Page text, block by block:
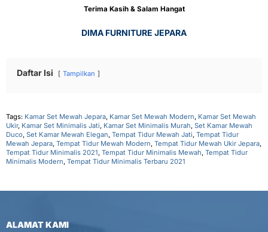
Terima Kasih & Salam Hangat
DIMA FURNITURE JEPARA
Daftar Isi Tampilkan
Tags: Kamar Set Mewah Jepara, Kamar Set Mewah Modern, Kamar Set Mewah
Ukir, Kamar Set Minimalis Jati, Kamar Set Minimalis Murah, Set Kamar Mewah
Duco, Set Kamar Mewah Elegan, Tempat Tidur Mewah Jati, Tempat Tidur
Mewah Jepara, Tempat Tidur Mewah Modern, Tempat Tidur Mewah Ukir Jepara,
Tempat Tidur Minimalis 2021, Tempat Tidur Minimalis Mewah, Tempat Tidur
Minimalis Modern, Tempat Tidur Minimalis Terbaru 2021
ALAMAT KAMI